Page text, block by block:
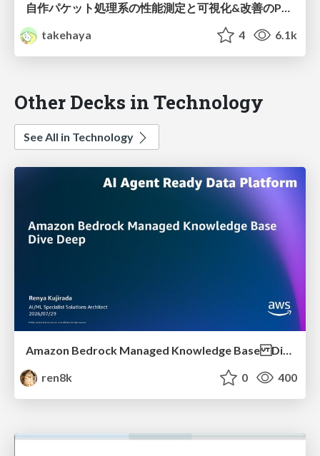
自作パケット処理系の性能測定と可視化&改善のPDCAを回して最強のパケット処理系の作り方を学ぼう / Let's Measure the Performance of Packet Processing System with Python Tools.
takehaya
4 6.1k
Other Decks in Technology
See All in Technology
ren8k
0 400